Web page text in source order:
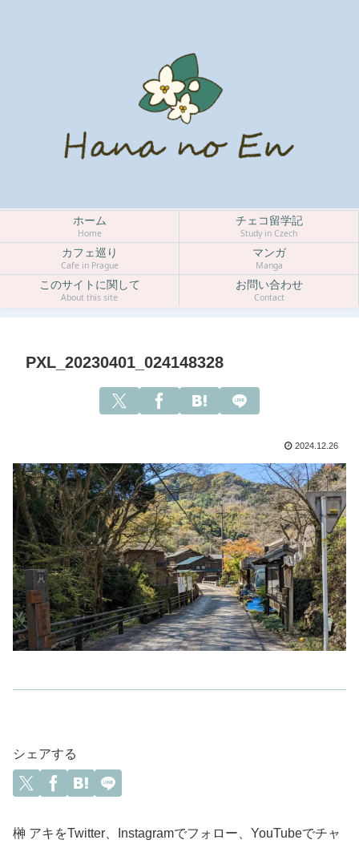
ホーム
Home
チェコ留学記
Study in Czech
カフェ巡り
Cafe in Prague
マンガ
Manga
このサイトに関して
About this site
お問い合わせ
Contact
PXL_20230401_024148328
2024.12.26
シェアする
榊 アキをTwitter、Instagramでフォロー、YouTubeでチャ